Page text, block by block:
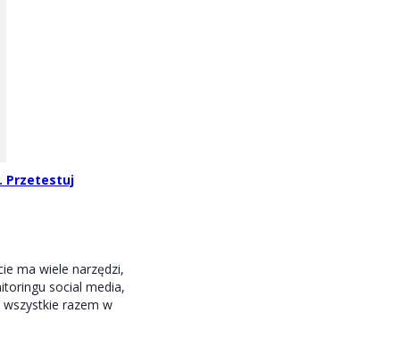
Przetestuj
ma wiele narzędzi,
social media,
razem w